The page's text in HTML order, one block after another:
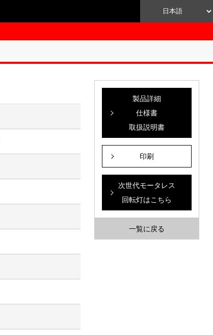
製品詳細
仕様書
取扱説明書
印刷
次世代モータレス
回転灯はこちら
一覧に戻る